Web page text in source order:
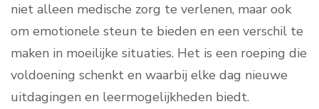
niet alleen medische zorg te verlenen, maar ook
om emotionele steun te bieden en een verschil te
maken in moeilijke situaties. Het is een roeping die
voldoening schenkt en waarbij elke dag nieuwe
uitdagingen en leermogelijkheden biedt.